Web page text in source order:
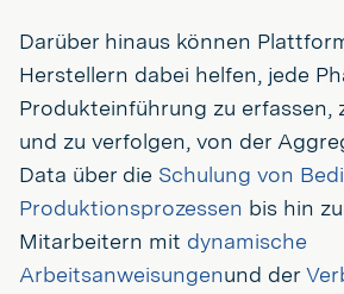
Darüber hinaus können
Herstellern dabei helfen, jede
Produkteinführung zu erfassen,
und zu verfolgen, von der
Data über die Schulung von
Produktionsprozessen bis hin
Mitarbeitern mit dynamische
Arbeitsanweisungenund der